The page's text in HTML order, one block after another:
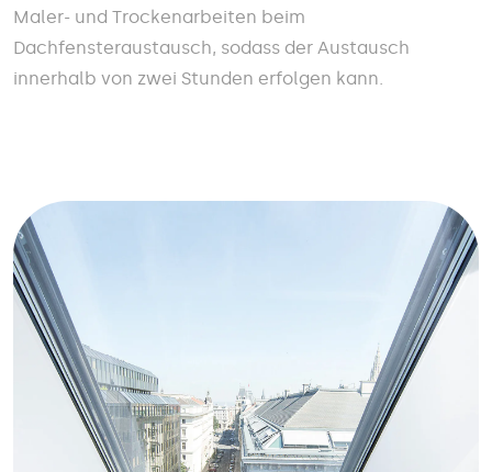
Maler- und Trockenarbeiten beim
Dachfensteraustausch, sodass der Austausch
innerhalb von zwei Stunden erfolgen kann.